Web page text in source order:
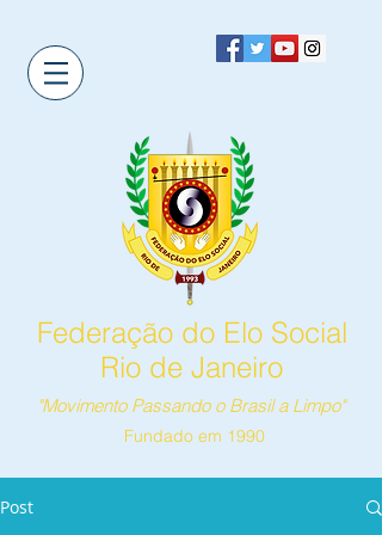
Federação do Elo Social
Rio de Janeiro
"Movimento Passando o Brasil a Limpo"
Fundado em 1990
Post